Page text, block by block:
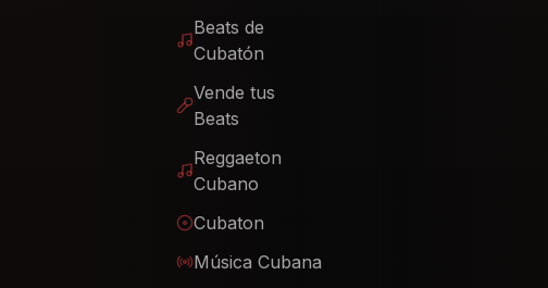
Beats de
Cubatón
Vende tus
Beats
Reggaeton
Cubano
Cubaton
Música Cubana